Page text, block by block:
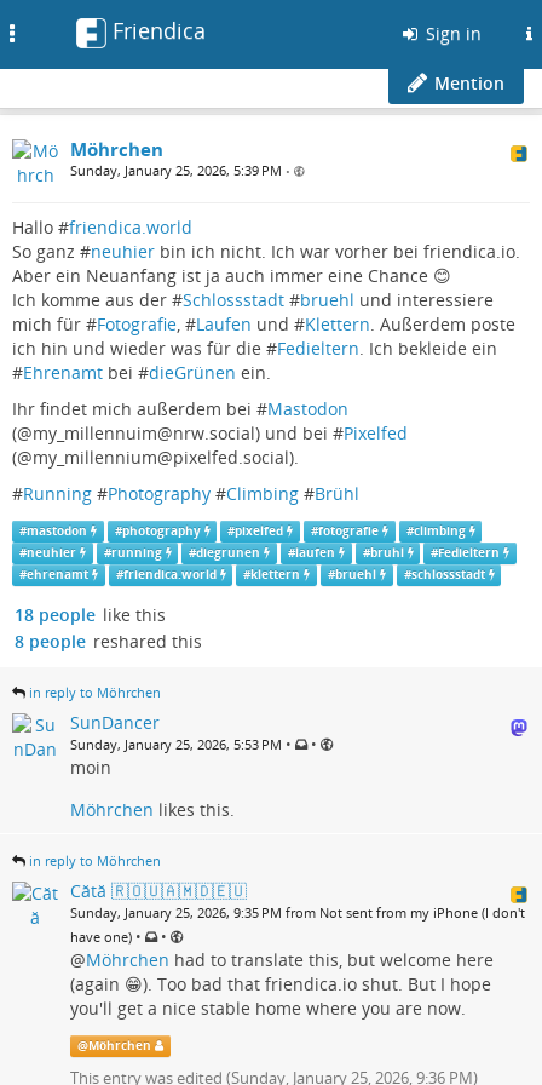
Friendica Sign in
Mention
Möhrchen
Sunday, January 25, 2026, 5:39 PM •
Hallo #friendica.world
So ganz #neuhier bin ich nicht. Ich war vorher bei friendica.io.
Aber ein Neuanfang ist ja auch immer eine Chance 😊
Ich komme aus der #Schlossstadt #bruehl und interessiere
mich für #Fotografie, #Laufen und #Klettern. Außerdem poste
ich hin und wieder was für die #Fedieltern. Ich bekleide ein
#Ehrenamt bei #dieGrünen ein.
Ihr findet mich außerdem bei #Mastodon
(@my_millennuim@nrw.social) und bei #Pixelfed
(@my_millennium@pixelfed.social).
#Running #Photography #Climbing #Brühl
#mastodon #photography #pixelfed #fotografie #climbing
#neuhier #running #diegrunen #laufen #bruhl #Fedieltern
#ehrenamt #friendica.world #klettern #bruehl #schlossstadt
18 people like this
8 people reshared this
in reply to Möhrchen
SunDancer
Sunday, January 25, 2026, 5:53 PM • •
moin
Möhrchen likes this.
in reply to Möhrchen
Cătă 🇷🇴🇺🇦🇲🇩🇪🇺
Sunday, January 25, 2026, 9:35 PM from Not sent from my iPhone (I don't
have one) • •
@Möhrchen had to translate this, but welcome here
(again 😁). Too bad that friendica.io shut. But I hope
you'll get a nice stable home where you are now.
@Möhrchen
This entry was edited (Sunday, January 25, 2026, 9:36 PM)